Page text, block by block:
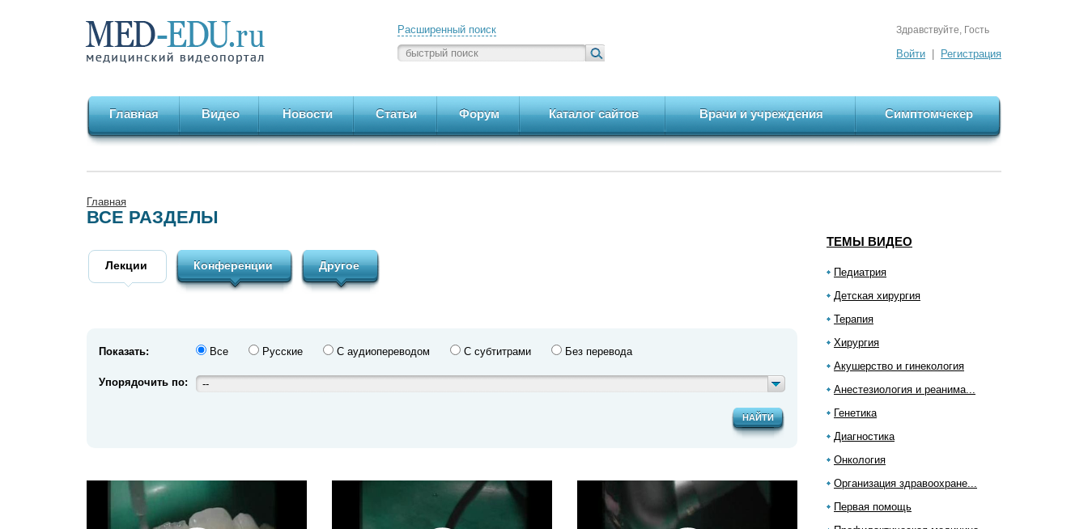
Расширенный поиск Здравствуйте, Гость
Войти Регистрация
Главная Видео Новости Статьи Форум Каталог сайтов Врачи и учреждения Симптомчекер
ТЕМЫ ВИДЕО
Педиатрия
Детская хирургия
Терапия
Хирургия
Акушерство и гинекология
Анестезиология и реанима...
Генетика
Диагностика
Онкология
Организация здравоохране...
Первая помощь
Главная
ВСЕ РАЗДЕЛЫ
Лекции Конференции Другое
Показать: Все Русские С аудиопереводом С субтитрами Без перевода
Упорядочить по: --
НАЙТИ